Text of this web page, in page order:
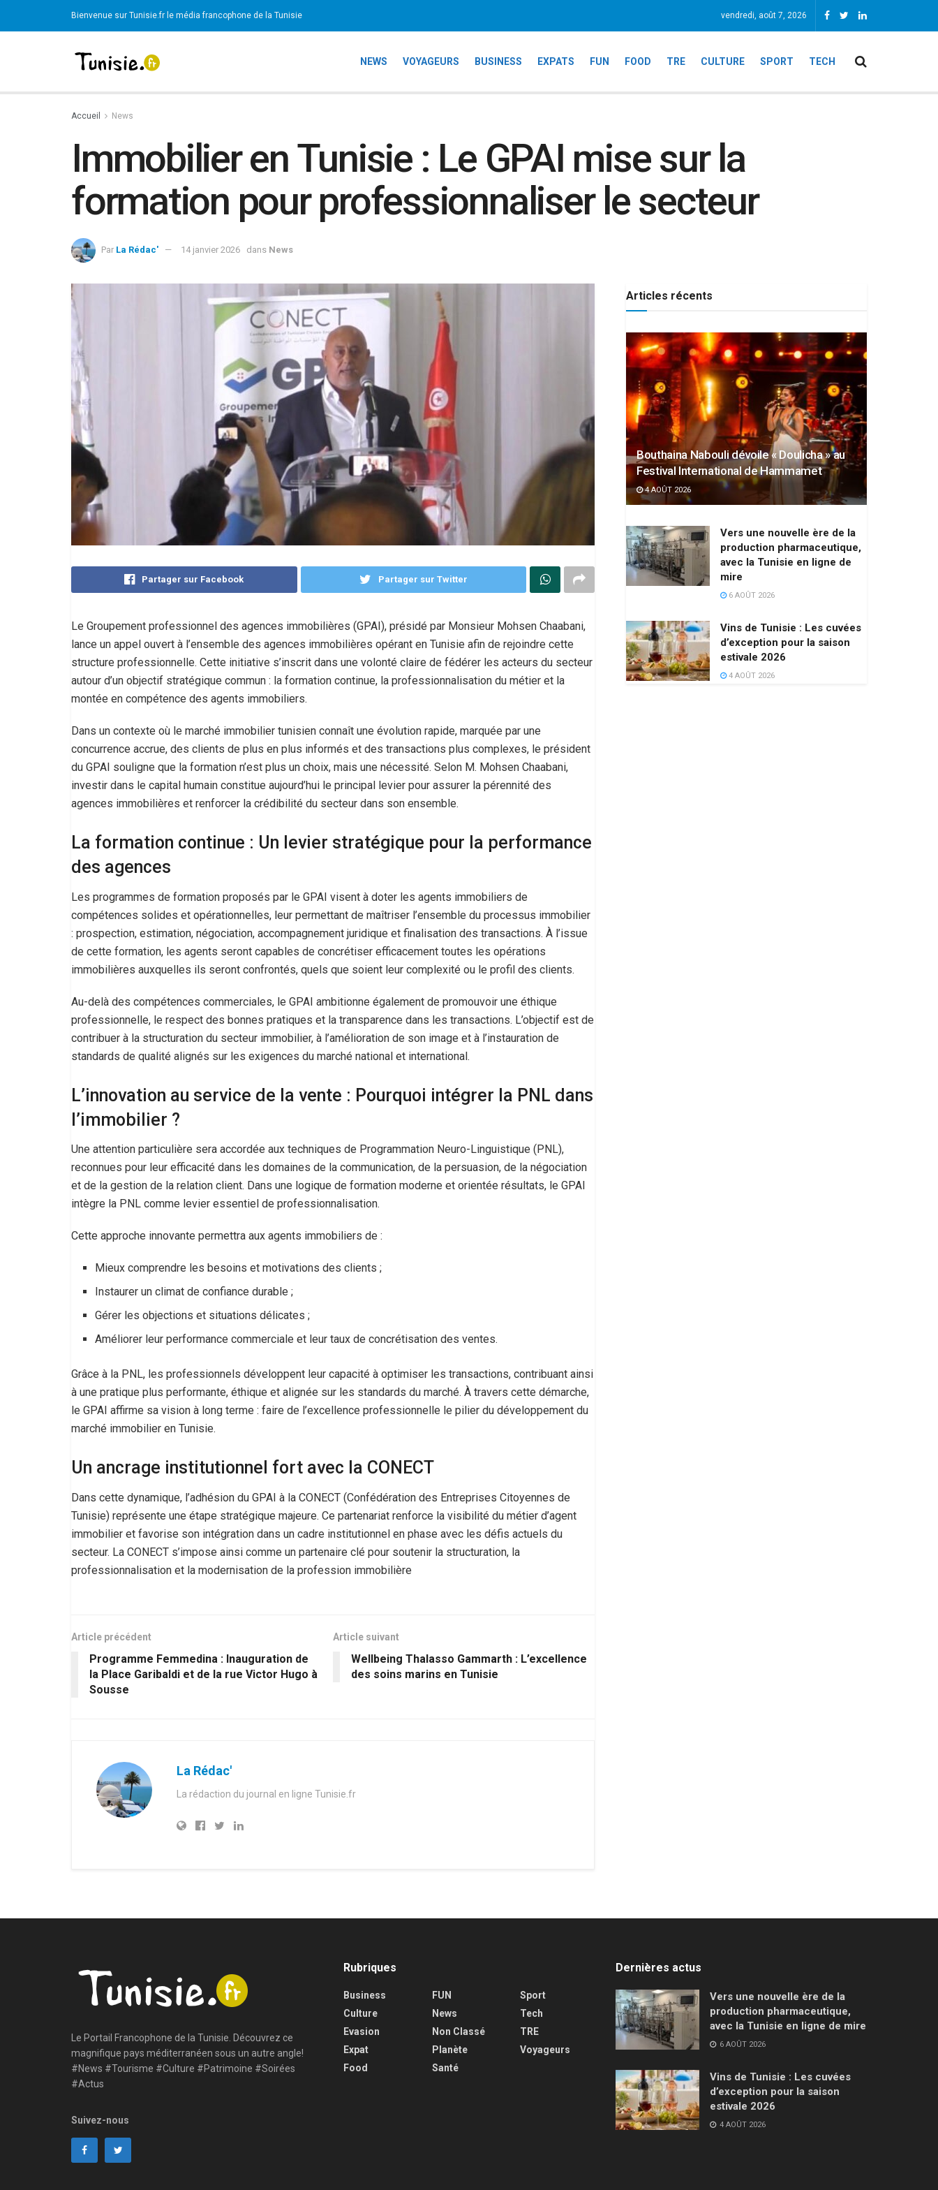
Bienvenue sur Tunisie.fr le média francophone de la Tunisie vendredi, août 7, 2026
NEWS VOYAGEURS BUSINESS EXPATS FUN FOOD TRE CULTURE SPORT TECH
Accueil News
Immobilier en Tunisie : Le GPAI mise sur la
formation pour professionnaliser le secteur
Par La Rédac' 14 janvier 2026 dans News
Partager sur Facebook Partager sur Twitter
Le Groupement professionnel des agences immobilières (GPAI), présidé par Monsieur Mohsen Chaabani,
lance un appel ouvert à l’ensemble des agences immobilières opérant en Tunisie afin de rejoindre cette
structure professionnelle. Cette initiative s’inscrit dans une volonté claire de fédérer les acteurs du secteur
autour d’un objectif stratégique commun : la formation continue, la professionnalisation du métier et la
montée en compétence des agents immobiliers.
Dans un contexte où le marché immobilier tunisien connaît une évolution rapide, marquée par une
concurrence accrue, des clients de plus en plus informés et des transactions plus complexes, le président
du GPAI souligne que la formation n’est plus un choix, mais une nécessité. Selon M. Mohsen Chaabani,
investir dans le capital humain constitue aujourd’hui le principal levier pour assurer la pérennité des
agences immobilières et renforcer la crédibilité du secteur dans son ensemble.
La formation continue : Un levier stratégique pour la performance
des agences
Les programmes de formation proposés par le GPAI visent à doter les agents immobiliers de
compétences solides et opérationnelles, leur permettant de maîtriser l’ensemble du processus immobilier
: prospection, estimation, négociation, accompagnement juridique et finalisation des transactions. À l’issue
de cette formation, les agents seront capables de concrétiser efficacement toutes les opérations
immobilières auxquelles ils seront confrontés, quels que soient leur complexité ou le profil des clients.
Au-delà des compétences commerciales, le GPAI ambitionne également de promouvoir une éthique
professionnelle, le respect des bonnes pratiques et la transparence dans les transactions. L’objectif est de
contribuer à la structuration du secteur immobilier, à l’amélioration de son image et à l’instauration de
standards de qualité alignés sur les exigences du marché national et international.
L’innovation au service de la vente : Pourquoi intégrer la PNL dans
l’immobilier ?
Une attention particulière sera accordée aux techniques de Programmation Neuro-Linguistique (PNL),
reconnues pour leur efficacité dans les domaines de la communication, de la persuasion, de la négociation
et de la gestion de la relation client. Dans une logique de formation moderne et orientée résultats, le GPAI
intègre la PNL comme levier essentiel de professionnalisation.
Cette approche innovante permettra aux agents immobiliers de :
Mieux comprendre les besoins et motivations des clients ;
Instaurer un climat de confiance durable ;
Gérer les objections et situations délicates ;
Améliorer leur performance commerciale et leur taux de concrétisation des ventes.
Grâce à la PNL, les professionnels développent leur capacité à optimiser les transactions, contribuant ainsi
à une pratique plus performante, éthique et alignée sur les standards du marché. À travers cette démarche,
le GPAI affirme sa vision à long terme : faire de l’excellence professionnelle le pilier du développement du
marché immobilier en Tunisie.
Un ancrage institutionnel fort avec la CONECT
Dans cette dynamique, l’adhésion du GPAI à la CONECT (Confédération des Entreprises Citoyennes de
Tunisie) représente une étape stratégique majeure. Ce partenariat renforce la visibilité du métier d’agent
immobilier et favorise son intégration dans un cadre institutionnel en phase avec les défis actuels du
secteur. La CONECT s’impose ainsi comme un partenaire clé pour soutenir la structuration, la
professionnalisation et la modernisation de la profession immobilière
Article précédent
Programme Femmedina : Inauguration de
la Place Garibaldi et de la rue Victor Hugo à
Sousse
Article suivant
Wellbeing Thalasso Gammarth : L’excellence
des soins marins en Tunisie
La Rédac'
La rédaction du journal en ligne Tunisie.fr
Articles récents
Bouthaina Nabouli dévoile « Doulicha » au
Festival International de Hammamet
4 AOÛT 2026
Vers une nouvelle ère de la
production pharmaceutique,
avec la Tunisie en ligne de
mire
6 AOÛT 2026
Vins de Tunisie : Les cuvées
d’exception pour la saison
estivale 2026
4 AOÛT 2026
Le Portail Francophone de la Tunisie. Découvrez ce
magnifique pays méditerranéen sous un autre angle!
#News #Tourisme #Culture #Patrimoine #Soirées
#Actus
Suivez-nous
Rubriques
Business
Culture
Evasion
Expat
Food
FUN
News
Non Classé
Planète
Santé
Sport
Tech
TRE
Voyageurs
Dernières actus
Vers une nouvelle ère de la
production pharmaceutique,
avec la Tunisie en ligne de mire
6 AOÛT 2026
Vins de Tunisie : Les cuvées
d’exception pour la saison
estivale 2026
4 AOÛT 2026